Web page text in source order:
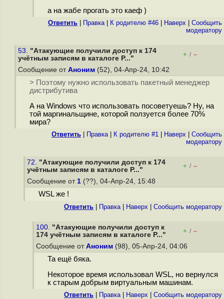
а на жабе прогать это каеф )
Ответить Правка| К родителю #46 Наверх
Cообщить
модератору
53. "Атакующие получили доступ к 174
учётным записям в каталоге P..."
+ / –
Сообщение от Аноним (52), 04-Апр-24, 10:42
> Поэтому нужно использовать пакетный менеджер
дистрибутива
А на Windows что использовать посоветуешь? Ну, на
той маргинальщине, которой ползуется более 70%
мира?
Ответить Правка| К родителю #1 Наверх
Cообщить
модератору
72. "Атакующие получили доступ к 174
учётным записям в каталоге P..."
+ / –
Сообщение от 1 (??), 04-Апр-24, 15:48
WSL же !
Ответить Правка| Наверх Cообщить модератору
100. "Атакующие получили доступ к
174 учётным записям в каталоге P..."
+ / –
Сообщение от Аноним (98), 05-Апр-24, 04:06
Та ещё бяка.
Некоторое время использовал WSL, но вернулся
к старым добрым виртуальным машинам.
Ответить Правка| Наверх Cообщить модератору